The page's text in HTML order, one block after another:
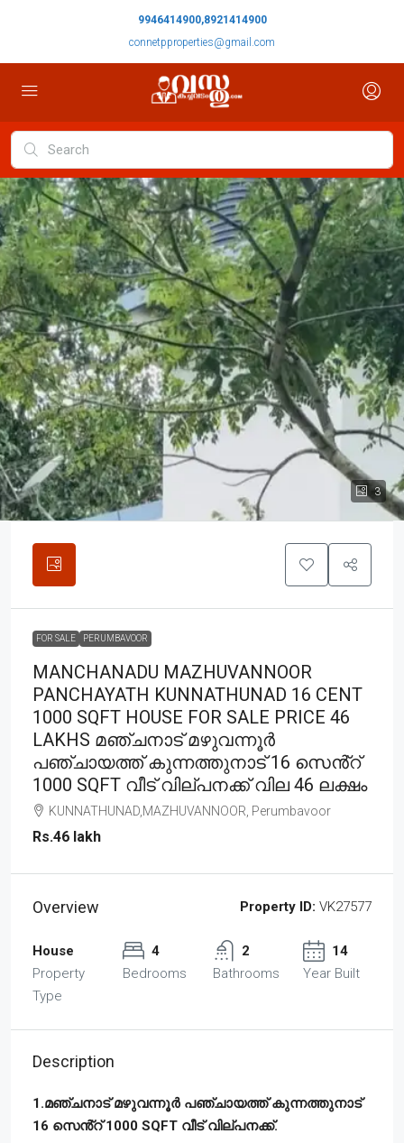
9946414900,8921414900
connetpproperties@gmail.com
3
FOR SALE PERUMBAVOOR
MANCHANADU MAZHUVANNOOR
PANCHAYATH KUNNATHUNAD 16 CENT
1000 SQFT HOUSE FOR SALE PRICE 46
LAKHS മഞ്ചനാട് മഴുവന്നൂർ
പഞ്ചായത്ത് കുന്നത്തുനാട് 16 സെൻ്റ്
1000 SQFT വീട് വില്പനക്ക് വില 46 ലക്ഷം
KUNNATHUNAD,MAZHUVANNOOR, Perumbavoor
Rs.46 lakh
Overview Property ID: VK27577
House
Property
Type
4
Bedrooms
2
Bathrooms
14
Year Built
Description
1.മഞ്ചനാട് മഴുവന്നൂർ പഞ്ചായത്ത് കുന്നത്തുനാട്
16 സെൻ്റ് 1000 SQFT വീട് വില്പനക്ക്.